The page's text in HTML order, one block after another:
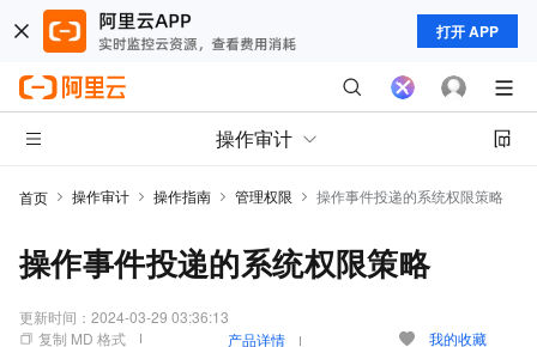
打开 APP
操作审计
首页 操作审计 操作指南 管理权限 操作事件投递的系统权限策略
操作事件投递的系统权限策略
更新时间： 2024-03-29 03:36:13
复制 MD 格式
产品详情 我的收藏